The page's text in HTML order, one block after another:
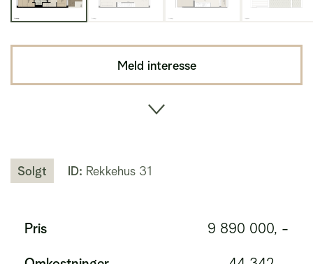
Solgt ID: Rekkehus 31
Pris 9 890 000, -
Meld interesse